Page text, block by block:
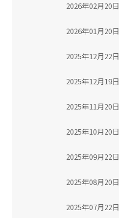
2026年02月20日
2026年01月20日
2025年12月22日
2025年12月19日
2025年11月20日
2025年10月20日
2025年09月22日
2025年08月20日
2025年07月22日